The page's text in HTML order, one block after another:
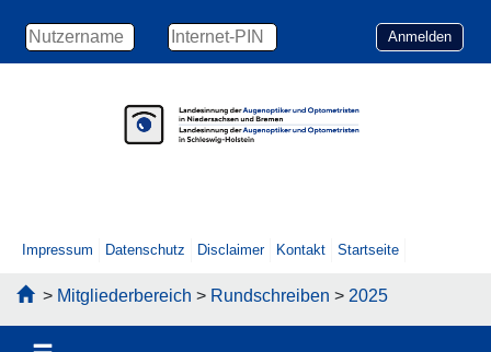
Impressum Datenschutz Disclaimer Kontakt Startseite
> Mitgliederbereich > Rundschreiben > 2025